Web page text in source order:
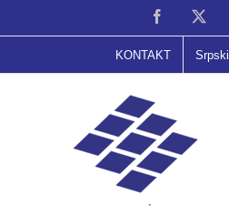
Facebook
KONTAKT Srpski